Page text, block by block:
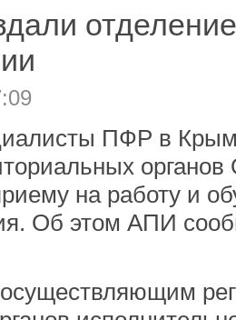
ПФР в
на работу и
Об этом АПИ